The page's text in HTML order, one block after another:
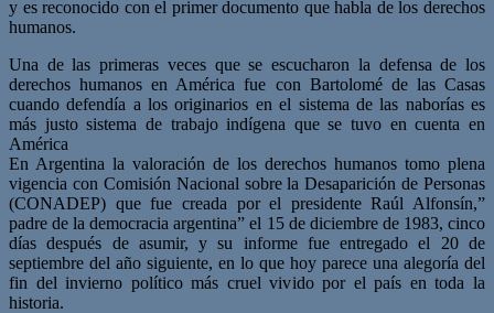
y es reconocido con el primer documento que habla de los derechos
humanos.
Una de las primeras veces que se escucharon la defensa de los
derechos humanos en América fue con Bartolomé de las Casas
cuando defendía a los originarios en el sistema de las naborías es
más justo sistema de trabajo indígena que se tuvo en cuenta en
América
En Argentina la valoración de los derechos humanos tomo plena
vigencia con Comisión Nacional sobre la Desaparición de Personas
(CONADEP) que fue creada por el presidente Raúl Alfonsín,”
padre de la democracia argentina” el 15 de diciembre de 1983, cinco
días después de asumir, y su informe fue entregado el 20 de
septiembre del año siguiente, en lo que hoy parece una alegoría del
fin del invierno político más cruel vivido por el país en toda la
historia.